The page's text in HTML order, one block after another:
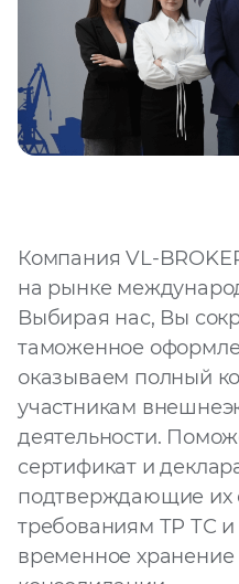
Компания VL-
на рынке
Выбирая нас, Вы
таможенное
оказываем полный
участникам
деятельности.
сертификат и
подтверждающие их
требованиям ТР ТС
временное хранение
Добавить еще
политикой
конфиденциальности
и наобработку моих
персональных
данных
Запросить расчёт